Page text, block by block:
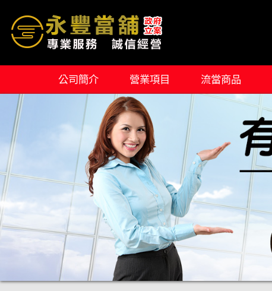
公司簡介 營業項目 流當商品